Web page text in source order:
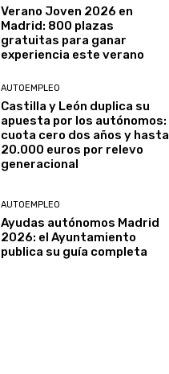
Verano Joven 2026 en
Madrid: 800 plazas
gratuitas para ganar
experiencia este verano
AUTOEMPLEO
Castilla y León duplica su
apuesta por los autónomos:
cuota cero dos años y hasta
20.000 euros por relevo
generacional
AUTOEMPLEO
Ayudas autónomos Madrid
2026: el Ayuntamiento
publica su guía completa